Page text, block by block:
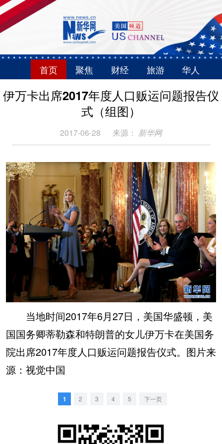
首页 聚焦 财经 旅游 华人
伊万卡出席2017年度人口贩运问题报告仪
式（组图）
2017-06-28 来源： 新华网
当地时间2017年6月27日，美国华盛顿，美
国国务卿蒂勒森和特朗普的女儿伊万卡在美国务
院出席2017年度人口贩运问题报告仪式。图片来
源：视觉中国
1 2 3 4 5 下一页